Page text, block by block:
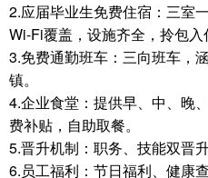
2.应届毕业生免费住宿：三室
Wi-Fi覆盖，设施齐全，拎包入
3.免费通勤班车：三向班车，
镇。
4.企业食堂：提供早、中、晚
费补贴，自助取餐。
5.晋升机制：职务、技能双晋升
6.员工福利：节日福利、健康